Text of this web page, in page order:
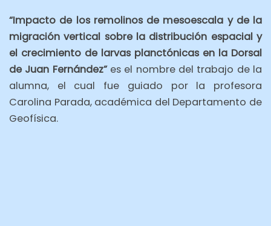
“Impacto de los remolinos de mesoescala y de la
migración vertical sobre la distribución espacial y
el crecimiento de larvas planctónicas en la Dorsal
de Juan Fernández”es el nombre del trabajo de la
alumna, el cual fue guiado por la profesora
Carolina Parada, académica del Departamento de
Geofísica.